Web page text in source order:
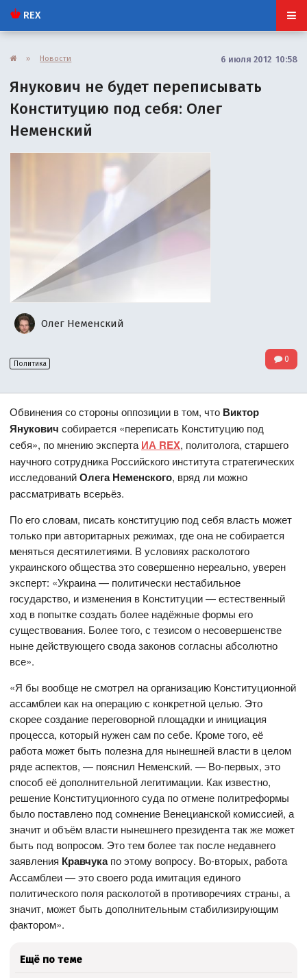
REX
» Новости 6 июля 2012 10:58
Янукович не будет переписывать
Конституцию под себя: Олег
Неменский
Олег Неменский
Политика 0
Обвинения со стороны оппозиции в том, что Виктор
Янукович собирается «переписать Конституцию под
себя», по мнению эксперта ИА REX, политолога, старшего
научного сотрудника Российского института стратегических
исследованийОлега Неменского, вряд ли можно
рассматривать всерьёз.
По его словам, писать конституцию под себя власть может
только при авторитарных режимах, где она не собирается
меняться десятилетиями. В условиях расколотого
украинского общества это совершенно нереально, уверен
эксперт: «Украина — политически нестабильное
государство, и изменения в Конституции — естественный
ход в попытке создать более надёжные формы его
существования. Более того, с тезисом о несовершенстве
ныне действующего свода законов согласны абсолютно
все».
«Я бы вообще не смотрел на организацию Конституционной
ассамблеи как на операцию с конкретной целью. Это
скорее создание переговорной площадки и инициация
процесса, который нужен сам по себе. Кроме того, её
работа может быть полезна для нынешней власти в целом
ряде аспектов, — пояснил Неменский. — Во-первых, это
способ её дополнительной легитимации. Как известно,
решение Конституционного суда по отмене политреформы
было поставлено под сомнение Венецианской комиссией, а
значит и объём власти нынешнего президента так же может
быть под вопросом. Это тем более так после недавнего
заявления Кравчукапо этому вопросу. Во-вторых, работа
Ассамблеи — это своего рода имитация единого
политического поля расколотой в противоречиях страны, а
значит, может быть дополнительным стабилизирующим
фактором».
Ещё по теме